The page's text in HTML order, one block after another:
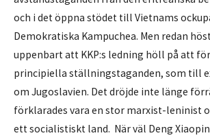
och i det öppna stödet till Vietnams
Demokratiska Kampuchea. Men redan
uppenbart att KKP:s ledning höll på att
principiella ställningstaganden, som till
om Jugoslavien. Det dröjde inte länge
förklarades vara en stor marxist-leninist
ett socialistiskt land. När väl Deng